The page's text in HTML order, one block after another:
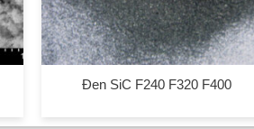
Đen SiC F240 F320 F400